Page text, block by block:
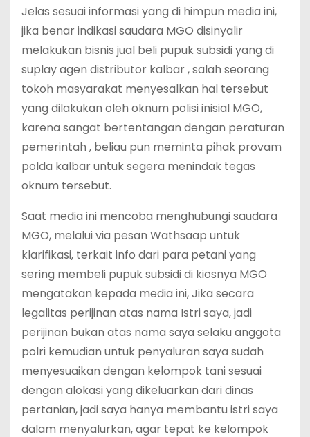
Jelas sesuai informasi yang di himpun media ini,
jika benar indikasi saudara MGO disinyalir
melakukan bisnis jual beli pupuk subsidi yang di
suplay agen distributor kalbar , salah seorang
tokoh masyarakat menyesalkan hal tersebut
yang dilakukan oleh oknum polisi inisial MGO,
karena sangat bertentangan dengan peraturan
pemerintah , beliau pun meminta pihak provam
polda kalbar untuk segera menindak tegas
oknum tersebut.
Saat media ini mencoba menghubungi saudara
MGO, melalui via pesan Wathsaap untuk
klarifikasi, terkait info dari para petani yang
sering membeli pupuk subsidi di kiosnya MGO
mengatakan kepada media ini, Jika secara
legalitas perijinan atas nama Istri saya, jadi
perijinan bukan atas nama saya selaku anggota
polri kemudian untuk penyaluran saya sudah
menyesuaikan dengan kelompok tani sesuai
dengan alokasi yang dikeluarkan dari dinas
pertanian, jadi saya hanya membantu istri saya
dalam menyalurkan, agar tepat ke kelompok